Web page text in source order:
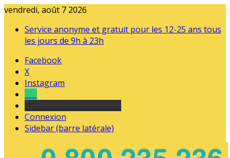
vendredi, août 7 2026
Service anonyme et gratuit pour les 12-25 ans tous
les jours de 9h à 23h
Facebook
X
Instagram
Connexion
Sidebar (barre latérale)